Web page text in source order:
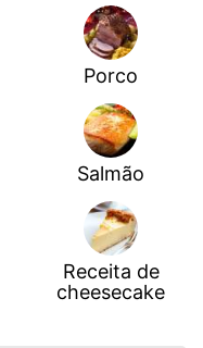
Porco
Salmão
Receita de
cheesecake